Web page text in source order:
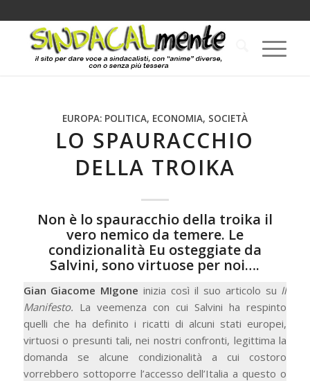
EUROPA: POLITICA, ECONOMIA, SOCIETÀ
LO SPAURACCHIO
DELLA TROIKA
Non è lo spauracchio della troika il
vero nemico da temere. Le
condizionalità Eu osteggiate da
Salvini, sono virtuose per noi….
Gian Giacome MIgoneinizia così il suo articolo su Il
Manifesto. La veemenza con cui Salvini ha respinto
quelli che ha definito i ricatti di alcuni stati europei,
virtuosi o presunti tali, nei nostri confronti, legittima la
domanda se alcune condizionalità a cui costoro
vorrebbero sottoporre l’accesso dell’Italia a questo o